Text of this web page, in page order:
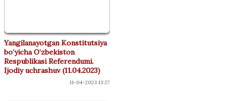
Yangilanayotgan Konstitutsiya
bo‘yicha O‘zbekiston
Respublikasi Referendumi.
Ijodiy uchrashuv (11.04.2023)
11-04-2023 13:27